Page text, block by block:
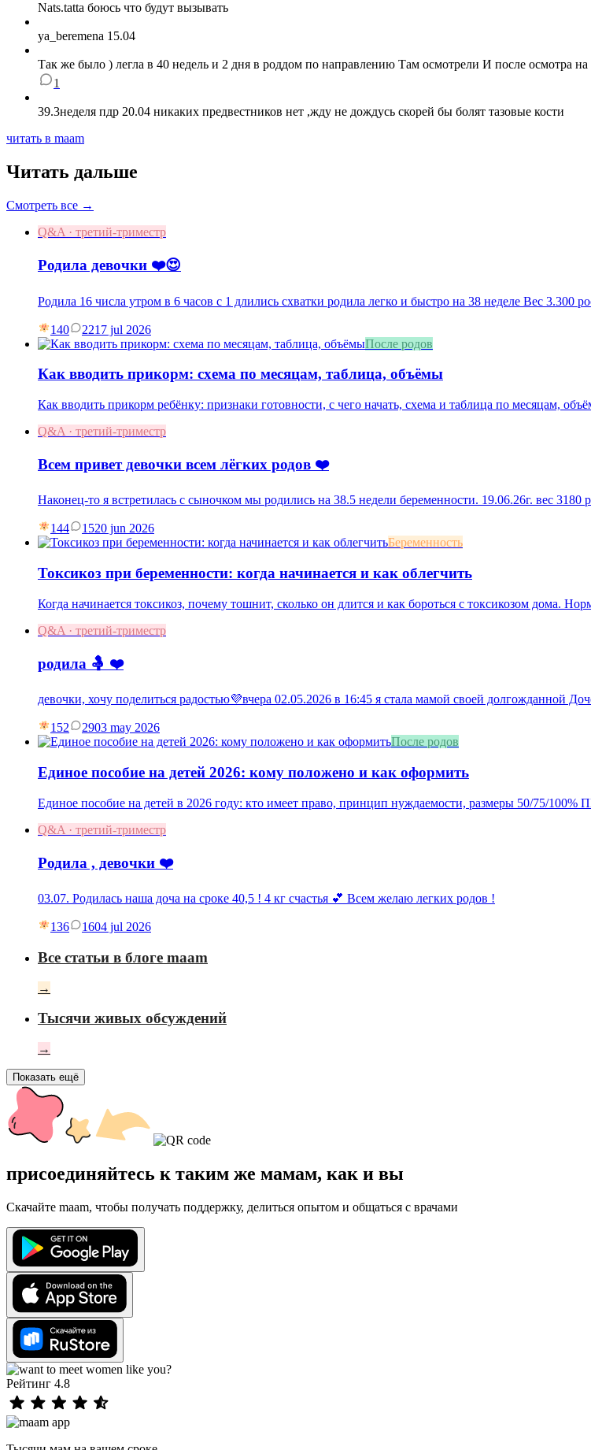
Nats.tatta боюсь что будут вызывать
ya_beremena 15.04
Так же было ) легла в 40 недель и 2 дня в роддом по направлению Там осмотрели И после осмотра
1
39.3неделя пдр 20.04 никаких предвестников нет ,жду не дождусь скорей бы болят тазовые кости
читать в maam
Читать дальше
Смотреть все →
Q&A · третий-триместр
Родила девочки ❤️😍
Родила 16 числа утром в 6 часов с 1 длились схватки родила легко и быстро на 38 неделе Вес 3.300
140 2217 jul 2026
После родов
Как вводить прикорм: схема по месяцам, таблица, объёмы
Как вводить прикорм ребёнку: признаки готовности, с чего начать, схема и таблица по месяцам,
Q&A · третий-триместр
Всем привет девочки всем лёгких родов ❤️
Наконец-то я встретилась с сыночком мы родились на 38.5 недели беременности. 19.06.26г. вес 3180
144 1520 jun 2026
Беременность
Токсикоз при беременности: когда начинается и как облегчить
Когда начинается токсикоз, почему тошнит, сколько он длится и как бороться с токсикозом дома.
Q&A · третий-триместр
родила 🤱 ❤️
девочки, хочу поделиться радостью💜вчера 02.05.2026 в 16:45 я стала мамой своей долгожданной
152 2903 may 2026
После родов
Единое пособие на детей 2026: кому положено и как оформить
Единое пособие на детей в 2026 году: кто имеет право, принцип нуждаемости, размеры 50/75/100%
Q&A · третий-триместр
Родила , девочки ❤️
03.07. Родилась наша доча на сроке 40,5 ! 4 кг счастья 💕 Всем желаю легких родов !
136 1604 jul 2026
Все статьи в блоге maam
→
Тысячи живых обсуждений
→
Показать ещё
присоединяйтесь к таким же мамам, как и вы
Скачайте maam, чтобы получать поддержку, делиться опытом и общаться с врачами
Рейтинг 4.8